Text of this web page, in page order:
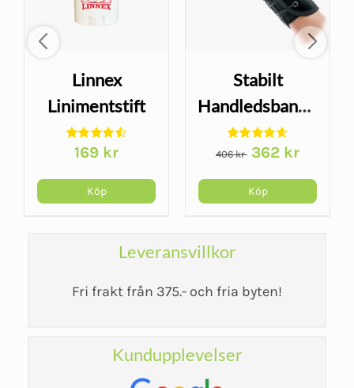
Linnex
Linimentstift
50g –
värmande
smärtlindring
169 kr
Köp
Stabilt
Handledsbandage
- Wrist Lacer
406kr Det
priset
362 krDet
Köp
Leveransvillkor
Fri frakt från 375.- och fria byten!
Kundupplevelser